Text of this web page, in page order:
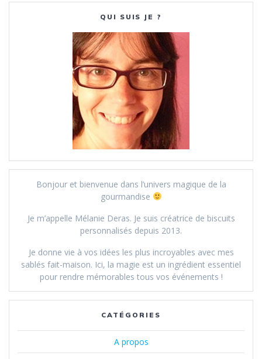
QUI SUIS JE ?
Bonjour et bienvenue dans l’univers magique de la
gourmandise
Je m’appelle Mélanie Deras. Je suis créatrice de biscuits
personnalisés depuis 2013.
Je donne vie à vos idées les plus incroyables avec mes
sablés fait-maison. Ici, la magie est un ingrédient essentiel
pour rendre mémorables tous vos événements !
CATÉGORIES
A propos